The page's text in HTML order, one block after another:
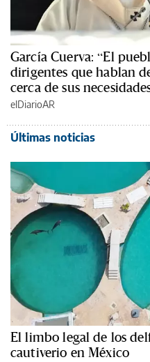
García Cuerva: “El
dirigentes que hablan
cerca de sus
elDiarioAR
Últimas noticias
El limbo legal de los
cautiverio en México